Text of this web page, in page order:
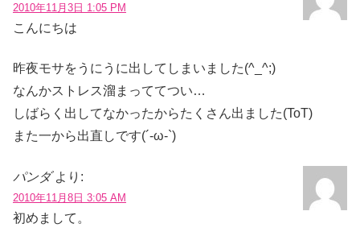
2010年11月3日 1:05 PM
こんにちは
昨夜モサをうにうに出してしまいました(^_^;)
なんかストレス溜まっててつい…
しばらく出してなかったからたくさん出ました(ToT)
また一から出直しです(´-ω-`)
パンダ より:
2010年11月8日 3:05 AM
初めまして。